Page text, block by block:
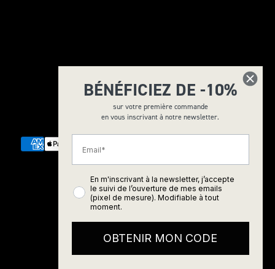
© 2026 - La Coque Française
CGV
Mentions Légales
BÉNÉFICIEZ DE -10%
sur votre première commande
en vous inscrivant à notre newsletter.
En m'inscrivant à la newsletter, j’accepte
le suivi de l’ouverture de mes emails
(pixel de mesure). Modifiable à tout
moment.
OBTENIR MON CODE